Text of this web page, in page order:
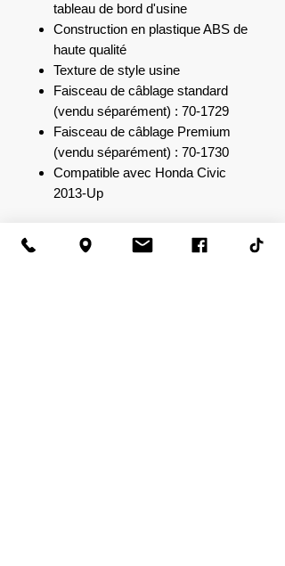
tableau de bord d'usine
Construction en plastique ABS de
haute qualité
Texture de style usine
Faisceau de câblage standard
(vendu séparément) : 70-1729
Faisceau de câblage Premium
(vendu séparément) : 70-1730
Compatible avec Honda Civic
2013-Up
Le kit comprend :
Boîtier radio double DIN